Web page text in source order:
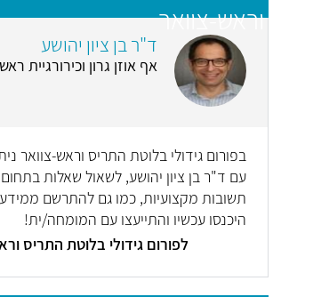
וראש-צוואר
ד"ר בן ציון יהושע
אף אוזן גרון וכירורגיית
בפורום גידולי בלוטת התריס וראש-צוואר
עם ד"ר בן ציון יהושע, לשאול שאלות
תשובות מקצועיות, כמו גם להתרשם
היכנסו עכשיו והתייעצו עם המומחה/ית!
לפורום גידולי בלוטת התריס